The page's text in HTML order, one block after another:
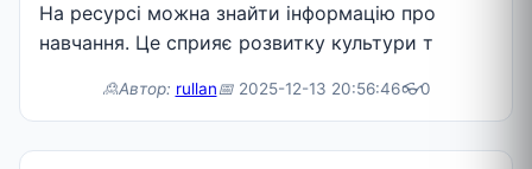
На ресурсі можна знайти інформацію про
навчання. Це сприяє розвитку культури т
🙎Автор: rullan📅2025-12-13 20:56:46👓0